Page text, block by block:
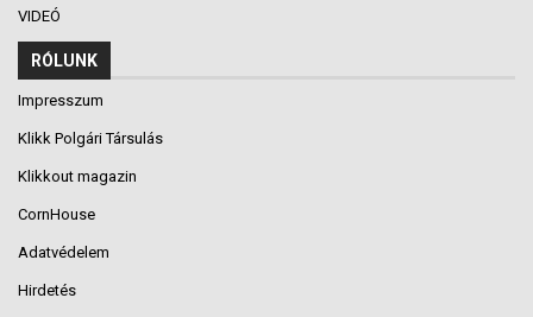
VIDEÓ
RÓLUNK
Impresszum
Klikk Polgári Társulás
Klikkout magazin
CornHouse
Adatvédelem
Hirdetés